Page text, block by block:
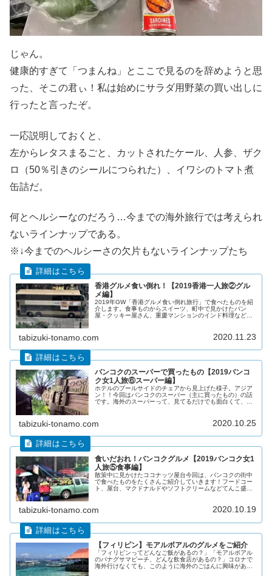
じゃん。
健康的すぎて「つまんね」とここで見るのを辞めようと思
った、そこの君ぃ！私は始めにサラダ用野菜の買い出しに
行ったと言ったぞ。
一応説明しておくと、
左からレタスまるごと、カットされたケール、人参、ザク
ロ（50％引きのシールにつられた）、イワシのトマト煮
缶詰だ。
何とヘルシーなのだろう…今までの海外旅行では考えられ
ないラインナップである。
※↓今までのヘルシーさの欠片もないラインナップたち
香港グルメ食い倒れ！【2019香港一人旅②グル
メ編】
2019年GW「香港グルメ食い倒れ旅行」で食べたものを紹
介します。食事ものからスイーツ、町中で見かけたパン
屋・クッキー屋さん、重慶マンションのインド料理など割
tabizuki-tonamo.com 2020.11.23
バンコクのスーパーで買ったもの【2019バンコ
ク女1人旅⑥スーパー編】
ホテルのプールサイドのチェアから見上げた様子。アジア
ン！！今回はバンコクのスーパー（主に買ったもの）の話
です。海外のスーパーって、見てるだけでも面白くて、私
tabizuki-tonamo.com 2020.10.25
食いだおれ！バンコクグルメ【2019バンコク女1
人旅⑤食事編】
散策中に見かけたココナッツ屋台今回は、バンコクの街中
で食べたものをたくさんご紹介していきます！フードコー
ト、屋台、マクドナルドやソフトクリームなどてんこ盛り
tabizuki-tonamo.com 2020.10.19
【フィリピン】モアルボアルのグルメをご紹介
「フィリピンってどんなご飯があるの？」「モアルボアル
のパナグサマビーチ、どんな飲食店があるの？」コロナで
海外行けなくても、このように海外のごはんに興味がある